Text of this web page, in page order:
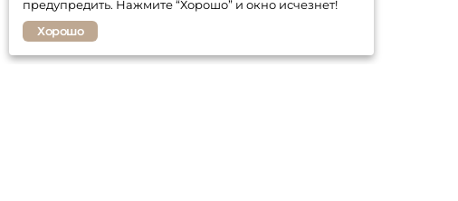
предупредить. Нажмите “Хорошо” и окно исчезнет!
Хорошо